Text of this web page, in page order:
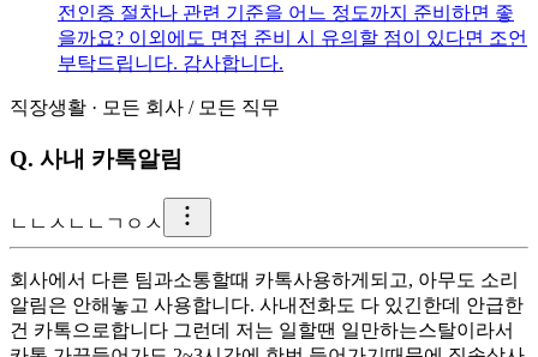
전인증 절차나 관련 기준을 어느 정도까지 준비하면 좋
을까요? 이외에도 면접 준비 시 유의할 점이 있다면 조언
부탁드립니다. 감사합니다.
직장생활 · 모든 회사 / 모든 직무
Q. 사내 카톡알림
ㄴ ㄴㅅㄴㄴㄱㅇㅅ
회사에서 다른 팀과소통할때 카톡사용하게되고, 아무도 소리
알림은 안해놓고 사용합니다. 사내전화도 다 있긴한데 안급한
건 카톡으로합니다 그런데 저는 일할땐 일만하는스탈이라서